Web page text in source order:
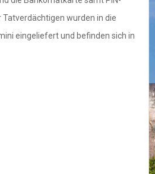
Tatverdächtigen wurden in die
eingeliefert und befinden sich in